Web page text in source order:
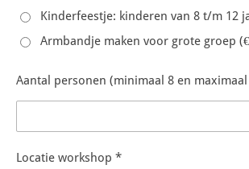
Kinderfeestje: kinderen van 8 t/m 12
Armbandje maken voor grote groep
Aantal personen (minimaal 8 en
Locatie workshop *